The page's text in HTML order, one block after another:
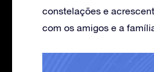
constelações e
com os amigos e a